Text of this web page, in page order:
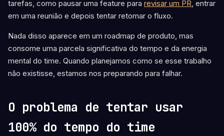
tarefas, como pausar uma feature para revisar um PR, entrar
em uma reunião e depois tentar retomar o fluxo.
Nada disso aparece em um roadmap de produto, mas
consome uma parcela significativa do tempo e da energia
mental do time. Quando planejamos como se esse trabalho
não existisse, estamos nos preparando para falhar.
O problema de tentar usar
100% do tempo do time